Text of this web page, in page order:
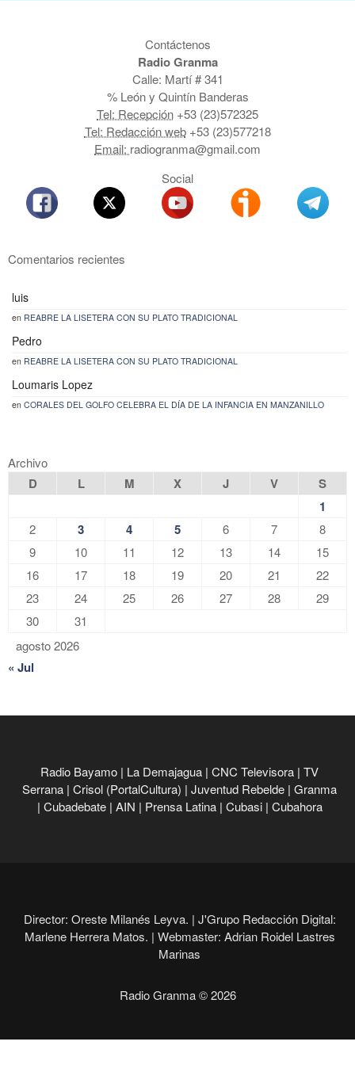
Contáctenos
Radio Granma
Calle: Martí # 341
% León y Quintín Banderas
Tel: Recepción +53 (23)572325
Tel: Redacción web+53 (23)577218
Email: radiogranma@gmail.com
Social
Comentarios recientes
luis
en REABRE LA LISETERA CON SU PLATO TRADICIONAL
Pedro
en REABRE LA LISETERA CON SU PLATO TRADICIONAL
Loumaris Lopez
en CORALES DEL GOLFO CELEBRA EL DÍA DE LA INFANCIA EN MANZANILLO
Archivo
agosto 2026
D L M X J V
S
1
2 3 4 5 6 7
8
9
10 11 12 13 14
15
16
17 18 19 20 21
22
23
24 25 26 27 28
29
30
31
« Jul
Radio Bayamo | La Demajagua | CNC Televisora | TV
Serrana | Crisol (PortalCultura) | Juventud Rebelde | Granma
| Cubadebate | AIN | Prensa Latina | Cubasi | Cubahora
Director: Oreste Milanés Leyva. | J'Grupo Redacción Digital:
Marlene Herrera Matos. | Webmaster: Adrian Roidel Lastres
Marinas
Radio Granma © 2026